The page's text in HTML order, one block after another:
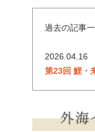
過去の記事
2026.04.16
第23回 鯉・